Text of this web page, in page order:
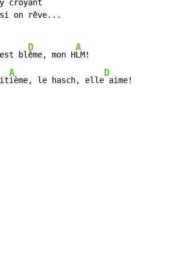
croyant
on rêve...
bl
D
ême, mon H
A
LM!
A
ième, le hasch, elle
D
aime!